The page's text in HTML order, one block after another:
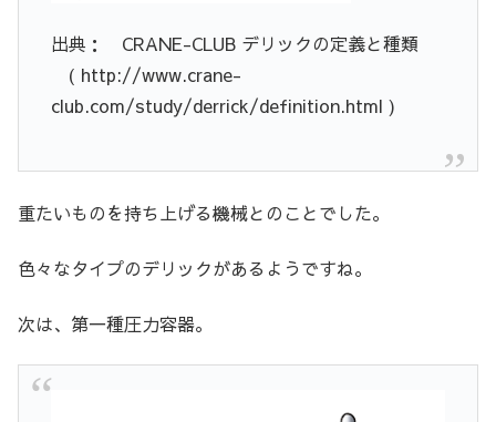
出典： CRANE-CLUB デリックの定義と種類
( http://www.crane-
club.com/study/derrick/definition.html )
重たいものを持ち上げる機械とのことでした。
色々なタイプのデリックがあるようですね。
次は、第一種圧力容器。